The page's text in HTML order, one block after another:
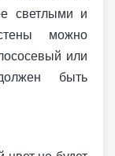
светлыми и
можно
или
быть